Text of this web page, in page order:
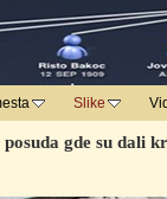
Slike
posuda gde su dali